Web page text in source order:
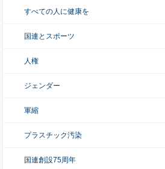
すべての人に健康を
国連とスポーツ
人権
ジェンダー
軍縮
プラスチック汚染
国連創設75周年